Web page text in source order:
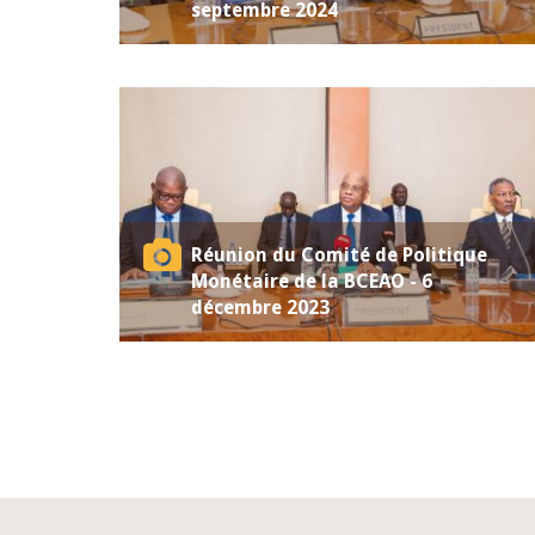
septembre 2024
Réunion du Comité de Politique
Monétaire de la BCEAO - 6
décembre 2023